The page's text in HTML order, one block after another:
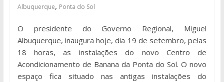
Albuquerque, Ponta do Sol
O presidente do Governo Regional, Miguel
Albuquerque, inaugura hoje, dia 19 de setembro, pelas
18 horas, as instalações do novo Centro de
Acondicionamento de Banana da Ponta do Sol. O novo
espaço fica situado nas antigas instalações do